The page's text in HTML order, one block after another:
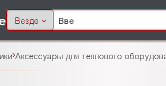
Везде
Аксессуары для теплового